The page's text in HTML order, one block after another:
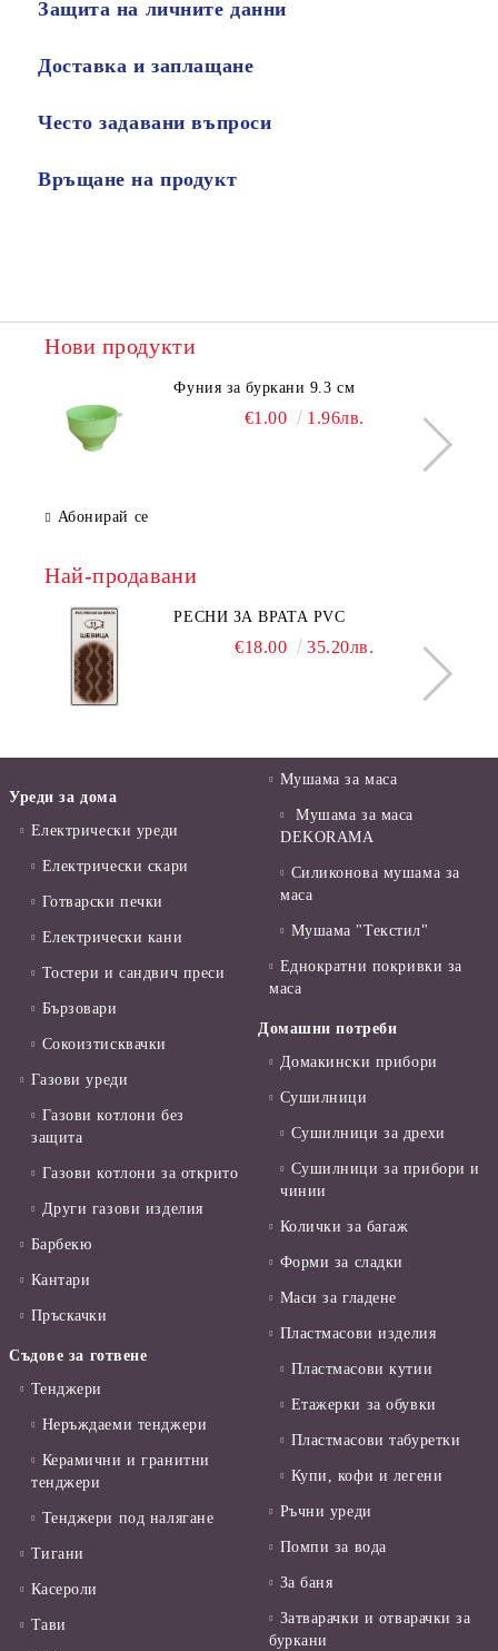
Защита на личните данни
Доставка и заплащане
Често задавани въпроси
Връщане на продукт
Нови продукти
Фуния за буркани 9.3 см
€1.00 1.96лв.
Абонирай се
Най-продавани
РЕСНИ ЗА ВРАТА PVC
€18.00 35.20лв.
Уреди за дома
Електрически уреди
Електрически скари
Готварски печки
Електрически кани
Тостери и сандвич преси
Бързовари
Сокоизтисквачки
Газови уреди
Газови котлони без
защита
Газови котлони за открито
Други газови изделия
Барбекю
Кантари
Пръскачки
Съдове за готвене
Тенджери
Неръждаеми тенджери
Керамични и гранитни
тенджери
Тенджери под налягане
Тигани
Касероли
Тави
Мушама за маса
Мушама за маса
DEKORAMA
Силиконова мушама за
маса
Мушама "Текстил"
Еднократни покривки за
маса
Домашни потреби
Домакински прибори
Сушилници
Сушилници за дрехи
Сушилници за прибори и
чинии
Колички за багаж
Форми за сладки
Маси за гладене
Пластмасови изделия
Пластмасови кутии
Етажерки за обувки
Пластмасови табуретки
Купи, кофи и легени
Ръчни уреди
Помпи за вода
За баня
Затварачки и отварачки за
буркани